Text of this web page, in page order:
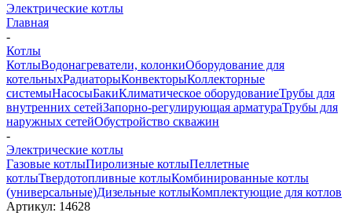
Электрические котлы
Главная
-
Котлы
КотлыВодонагреватели, колонкиОборудование для
котельныхРадиаторыКонвекторыКоллекторные
системыНасосыБакиКлиматическое оборудованиеТрубы для
внутренних сетейЗапорно-регулирующая арматураТрубы для
наружных сетейОбустройство скважин
-
Электрические котлы
Газовые котлыПиролизные котлыПеллетные
котлыТвердотопливные котлыКомбинированные котлы
(универсальные)Дизельные котлыКомплектующие для котлов
Артикул: 14628